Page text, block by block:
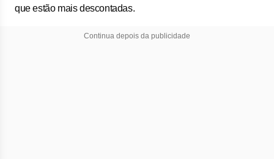
que estão mais descontadas.
Continua depois da publicidade